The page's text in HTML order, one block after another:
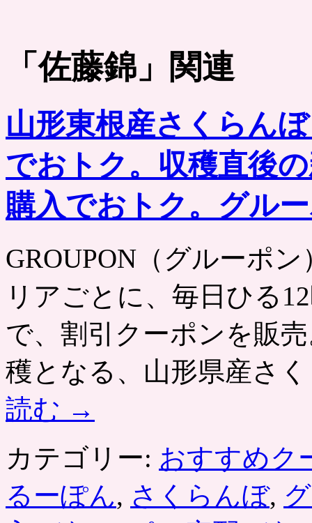
「佐藤錦 」関連
山形東根産さくらん
でおトク。収穫直後
購入でおトク。グル
GROUPON（グルーポ
リアごとに、毎日ひる
で、割引クーポンを販
穫となる、山形県産さ
読む →
カテゴリー: おすすめク
るーぽん, さくらんぼ,